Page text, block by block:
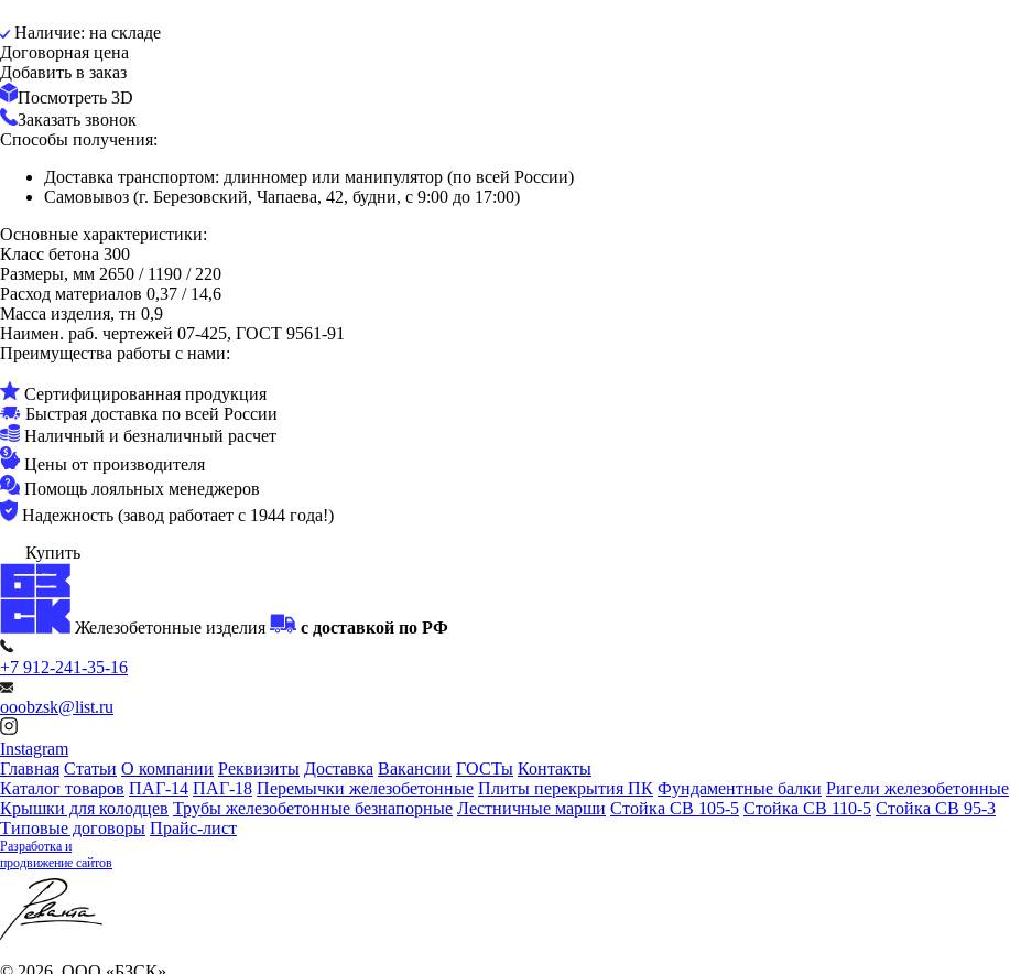
Наличие: на складе
Договорная цена
Добавить в заказ
Посмотреть 3D
Заказать звонок
Способы получения:
Доставка транспортом: длинномер или манипулятор (по всей России)
Самовывоз (г. Березовский, Чапаева, 42, будни, с 9:00 до 17:00)
Основные характеристики:
Класс бетона 300
Размеры, мм 2650 / 1190 / 220
Расход материалов 0,37 / 14,6
Масса изделия, тн 0,9
Наимен. раб. чертежей 07-425, ГОСТ 9561-91
Преимущества работы с нами:
Сертифицированная продукция
Быстрая доставка по всей России
Наличный и безналичный расчет
Цены от производителя
Помощь лояльных менеджеров
Надежность (завод работает с 1944 года!)
Купить
Железобетонные изделия с доставкой по РФ
+7 912-241-35-16
ooobzsk@list.ru
Instagram
Главная Статьи О компании Реквизиты Доставка Вакансии ГОСТы Контакты
Каталог товаров ПАГ-14 ПАГ-18 Перемычки железобетонные Плиты перекрытия ПК Фундаментные балки Ригели железобетонные
Крышки для колодцев Трубы железобетонные безнапорные Лестничные марши Стойка СВ 105-5 Стойка СВ 110-5 Стойка СВ 95-3
Типовые договоры Прайс-лист
Разработка и
продвижение сайтов